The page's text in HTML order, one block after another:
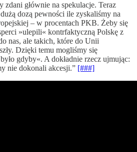
zdani głównie na spekulacje. Teraz
dozą pewności ile zyskaliśmy na
– w procentach PKB. Żeby się
»ulepili« kontrfaktyczną Polskę z
nas, ale takich, które do Unii
Dzięki temu mogliśmy się
gdyby«. A dokładnie rzecz ujmując:
nie dokonali akcesji.” [###]